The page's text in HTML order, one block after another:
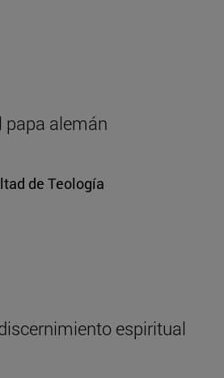
papa alemán
de Teología
espiritual